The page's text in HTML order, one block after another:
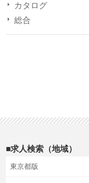
カタログ
総合
■求人検索（地域）
東京都版